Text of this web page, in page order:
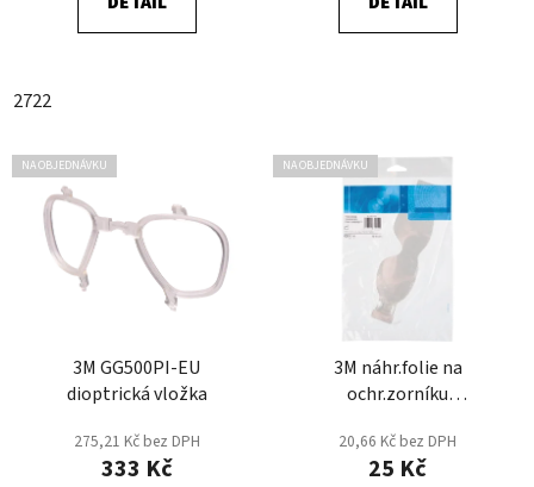
2722
NA OBJEDNÁVKU
3M GG500PI-EU
dioptrická vložka
275,21 Kč bez DPH
333 Kč
NA OBJEDNÁVKU
3M náhr.folie na
ochr.zorníku
20,66 Kč bez DPH
25 Kč